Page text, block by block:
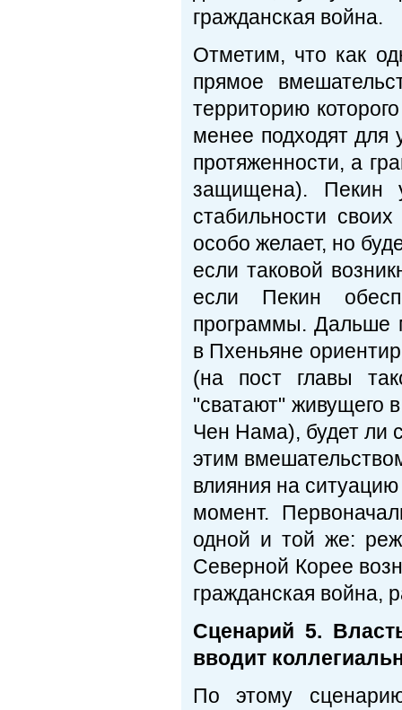
гражданская война.
Отметим, что как
прямое
территорию
менее подходят
протяженности, а
защищена). Пекин
стабильности
особо желает, но
если таковой
если Пекин
программы. Дальше
в Пхеньяне
(на пост главы
"сватают" живущего
Чен Нама), будет ли
этим
влияния на
момент.
одной и той же:
Северной Корее
гражданская война,
Сценарий 5.
вводит
По этому